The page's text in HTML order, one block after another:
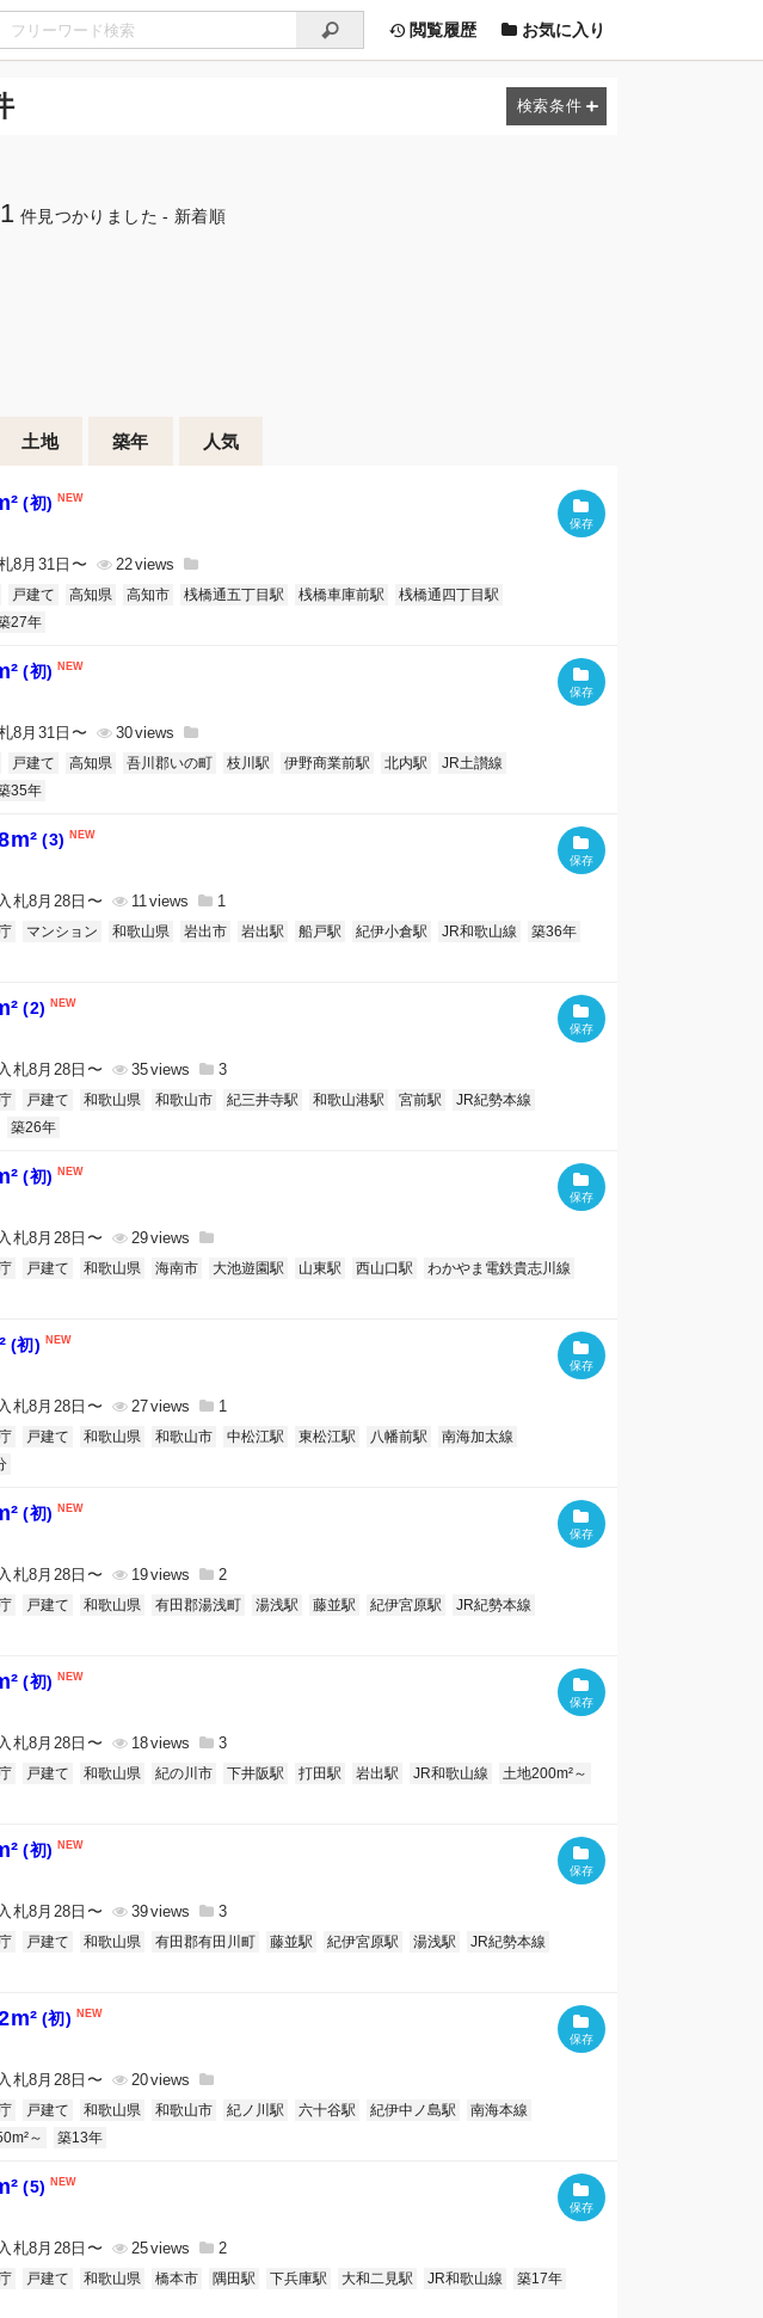
閲覧履歴 お気に入り
件見つかりました - 新着順
土地 築年 人気
(初)
8月31日〜 22
戸建て 高知県 高知市 桟橋通五丁目駅 桟橋車庫前駅
桟橋通四丁目駅
27年
(初)
8月31日〜 30
戸建て 高知県 吾川郡いの町 枝川駅 伊野商業前駅 北内駅
JR土讃線
35年
(3)
入札8月28日〜 11 1
マンション 和歌山県 岩出市 岩出駅 船戸駅 紀伊小倉駅 JR和歌山線
築36年
(2)
入札8月28日〜 35 3
戸建て 和歌山県 和歌山市 紀三井寺駅 和歌山港駅 宮前駅
JR紀勢本線
築26年
(初)
入札8月28日〜 29
戸建て 和歌山県 海南市 大池遊園駅 山東駅 西山口駅
わかやま電鉄貴志川線
(初)
入札8月28日〜 27 1
戸建て 和歌山県 和歌山市 中松江駅 東松江駅 八幡前駅
南海加太線
(初)
入札8月28日〜 19 2
戸建て 和歌山県 有田郡湯浅町 湯浅駅 藤並駅 紀伊宮原駅
JR紀勢本線
(初)
入札8月28日〜 18 3
戸建て 和歌山県 紀の川市 下井阪駅 打田駅 岩出駅 JR和歌山線
土地200m²～
(初)
入札8月28日〜 39 3
戸建て 和歌山県 有田郡有田川町 藤並駅 紀伊宮原駅 湯浅駅
JR紀勢本線
(初)
入札8月28日〜 20
戸建て 和歌山県 和歌山市 紀ノ川駅 六十谷駅 紀伊中ノ島駅
南海本線
～ 築13年
(5)
入札8月28日〜 25 2
戸建て 和歌山県 橋本市 隅田駅 下兵庫駅 大和二見駅 JR和歌山線
築17年